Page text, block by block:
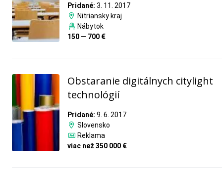
Pridané: 3. 11. 2017
Nitriansky kraj
Nábytok
150 — 700 €
Obstaranie digitálnych citylight
technológií
Pridané: 9. 6. 2017
Slovensko
Reklama
viac než 350 000 €